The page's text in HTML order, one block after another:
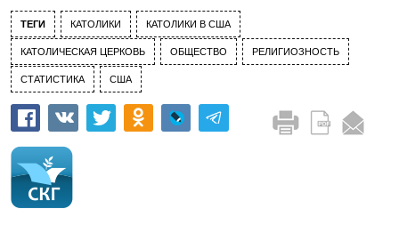
ТЕГИ КАТОЛИКИ КАТОЛИКИ В США
КАТОЛИЧЕСКАЯ ЦЕРКОВЬ ОБЩЕСТВО РЕЛИГИОЗНОСТЬ
СТАТИСТИКА США